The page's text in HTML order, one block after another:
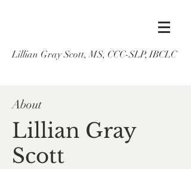
Lillian Gray Scott, MS, CCC-SLP, IBCLC
About
Lillian Gray
Scott